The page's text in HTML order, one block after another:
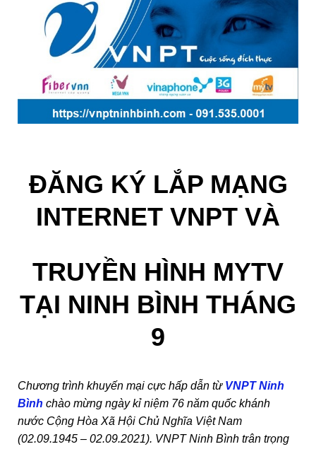
ĐĂNG KÝ LẮP MẠNG
INTERNET VNPT VÀ
TRUYỀN HÌNH MYTV
TẠI NINH BÌNH THÁNG
9
Chương trình khuyến mại cực hấp dẫn từ VNPT Ninh
Bình chào mừng ngày kỉ niệm 76 năm quốc khánh
nước Cộng Hòa Xã Hội Chủ Nghĩa Việt Nam
(02.09.1945 – 02.09.2021). VNPT Ninh Bình trân trọng